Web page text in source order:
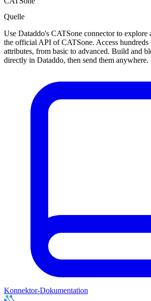
Quelle
Use Dataddo's CATSone connector to explore
the official API of CATSone. Access hundreds
attributes, from basic to advanced. Build and
directly in Dataddo, then send them anywhere.
Konnektor-Dokumentation